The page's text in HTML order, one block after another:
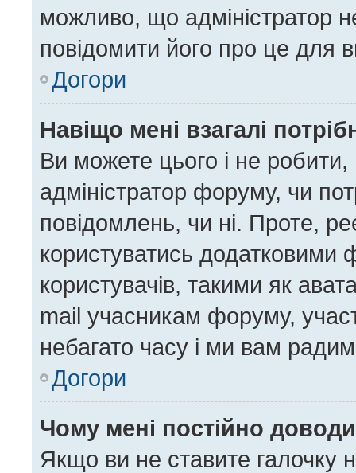
можливо, що адміністратор
повідомити його про це для
Догори
Навіщо мені взагалі
Ви можете цього і не робити,
адміністратор форуму, чи
повідомлень, чи ні. Проте,
користуватись додатковими
користувачів, такими як
mail учасникам форуму,
небагато часу і ми вам
Догори
Чому мені постійно
Якщо ви не ставите галочку